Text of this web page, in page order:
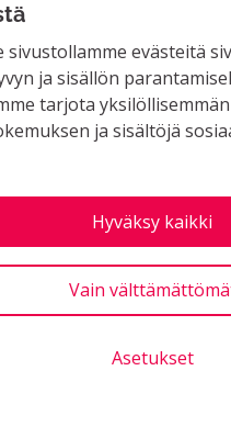
sivustollamme evästeitä
ja sisällön
tarjota yksilöllisemmän
ja sisältöjä
Hyväksy kaikki
Vain
Asetukset
kasvava pelto
välissä